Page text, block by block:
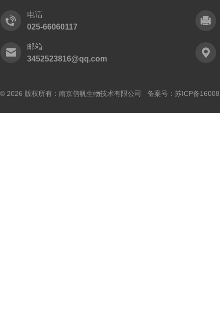
电话
025-66060117
邮箱
3452523816@qq.com
© 2026 版权所有：南京信帆生物技术有限公司 备案号： 苏ICP备